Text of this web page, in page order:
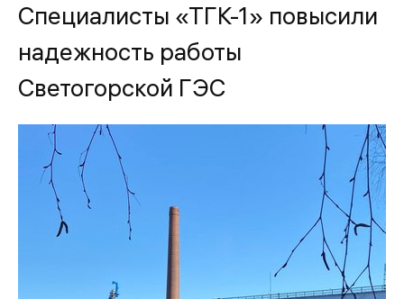
Специалисты «ТГК-1» повысили
надежность работы
Светогорской ГЭС